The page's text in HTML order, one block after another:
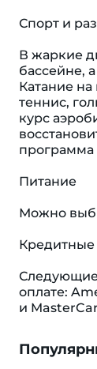
Спорт и
В жаркие
бассейне,
Катание
теннис,
курс
программа
Питание
Можно
Кредитные
оплате:
и